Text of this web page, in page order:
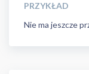
PRZYKŁAD
Nie ma jeszcze